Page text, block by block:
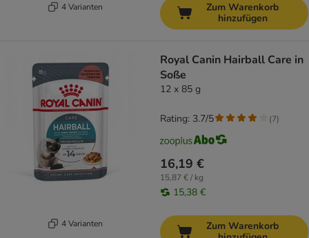
4 Varianten
Zum Warenkorb
hinzufügen
4 Varianten
Royal Canin Hairball Care in
Soße
12 x 85 g
16,19 €
15,87 € / kg
15,38 €
Rating: 3.7/5 (7)
Zum Warenkorb